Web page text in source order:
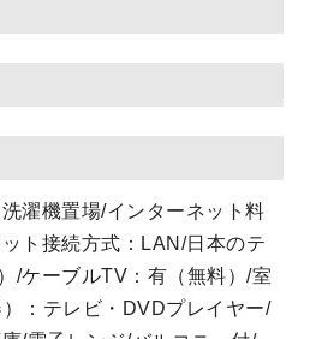
濯機置場/インターネット料
ト接続方式：LAN/日本のテ
/ケーブルTV：有（無料）/室
：テレビ・DVDプレイヤー/